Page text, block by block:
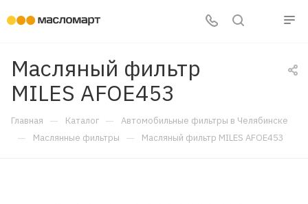
Масляный фильтр
MILES AFOE453
Главная — Каталог — Автомобильные фильтры в Челябинске
— Маслянные фильтры — Масляный фильтр MILES AFOE453